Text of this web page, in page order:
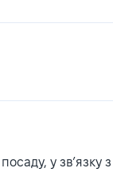
у зв’язку